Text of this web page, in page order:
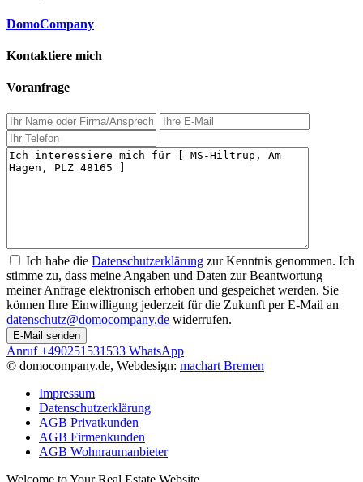
DomoCompany
Kontaktiere mich
Voranfrage
Ich habe die Datenschutzerklärung zur Kenntnis genommen. Ich
stimme zu, dass meine Angaben und Daten zur Beantwortung
meiner Anfrage elektronisch erhoben und gespeichet werden. Sie
können Ihre Einwilligung jederzeit für die Zukunft per E-Mail an
datenschutz@domocompany.de widerrufen.
Anruf+490251531533 WhatsApp
© domocompany.de, Webdesign: machart Bremen
Impressum
Datenschutzerklärung
AGB Privatkunden
AGB Firmenkunden
AGB Wohnraumanbieter
Welcome to Your Real Estate Website